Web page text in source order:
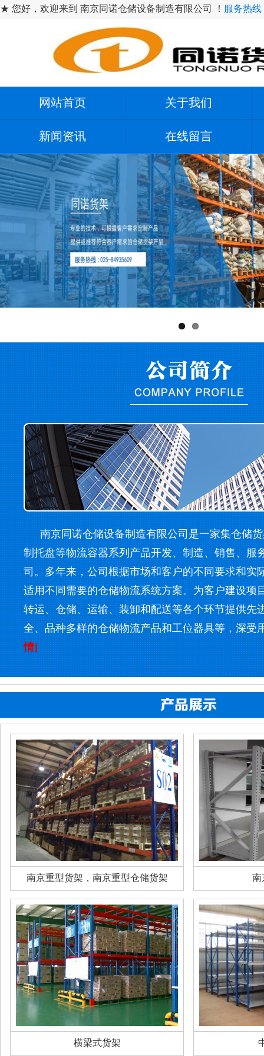
★ 您好，欢迎来到 南京同诺仓储设备制造有限公司 ！ 服务热线
网站首页 关于我们
新闻资讯 在线留言
南京同诺仓储设备制造有限公司是一家集仓储
制托盘等物流容器系列产品开发、制造、销售、服
司。多年来，公司根据市场和客户的不同要求和实
适用不同需要的仓储物流系统方案。为客户建设项
转运、仓储、运输、装卸和配送等各个环节提供先
全、品种多样的仓储物流产品和工位器具等，深受
情]
南京重型货架，南京重型仓储货架 南
横梁式货架